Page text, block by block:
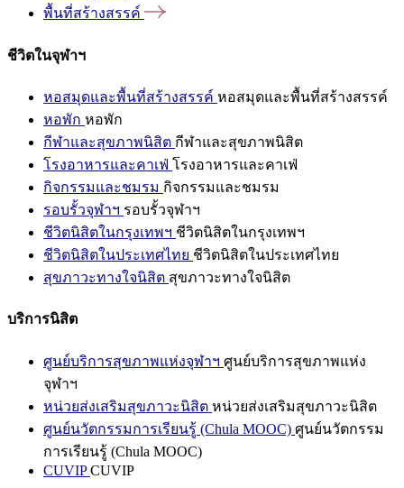
พื้นที่สร้างสรรค์
ชีวิตในจุฬาฯ
หอสมุดและพื้นที่สร้างสรรค์ หอสมุดและพื้นที่สร้างสรรค์
หอพัก หอพัก
กีฬาและสุขภาพนิสิต กีฬาและสุขภาพนิสิต
โรงอาหารและคาเฟ่ โรงอาหารและคาเฟ่
กิจกรรมและชมรม กิจกรรมและชมรม
รอบรั้วจุฬาฯ รอบรั้วจุฬาฯ
ชีวิตนิสิตในกรุงเทพฯ ชีวิตนิสิตในกรุงเทพฯ
ชีวิตนิสิตในประเทศไทย ชีวิตนิสิตในประเทศไทย
สุขภาวะทางใจนิสิต สุขภาวะทางใจนิสิต
บริการนิสิต
ศูนย์บริการสุขภาพแห่งจุฬาฯ ศูนย์บริการสุขภาพแห่ง
จุฬาฯ
หน่วยส่งเสริมสุขภาวะนิสิต หน่วยส่งเสริมสุขภาวะนิสิต
ศูนย์นวัตกรรมการเรียนรู้ (Chula MOOC) ศูนย์นวัตกรรม
การเรียนรู้ (Chula MOOC)
CUVIPCUVIP